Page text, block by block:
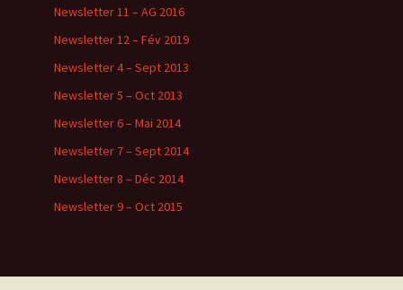
Newsletter 11 – AG 2016
Newsletter 12 – Fév 2019
Newsletter 4 – Sept 2013
Newsletter 5 – Oct 2013
Newsletter 6 – Mai 2014
Newsletter 7 – Sept 2014
Newsletter 8 – Déc 2014
Newsletter 9 – Oct 2015